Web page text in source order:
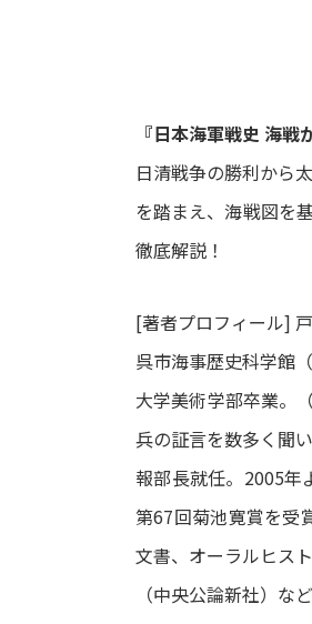
『日本海軍戦史 海戦
日清戦争の勝利から
を踏まえ、海戦図を
徹底解説！
[著者プロフィール]
呉市海事歴史科学館
大学美術学部卒業。
兵の証言を数多く聞
報部長就任。2005年
第67回菊池寛賞を受
文書、オーラルヒス
（中央公論新社）な